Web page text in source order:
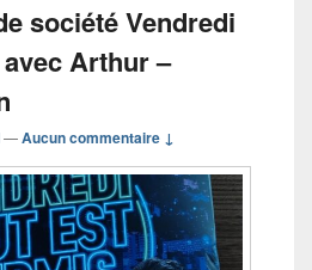
société Vendredi
Arthur –
—Aucun commentaire ↓